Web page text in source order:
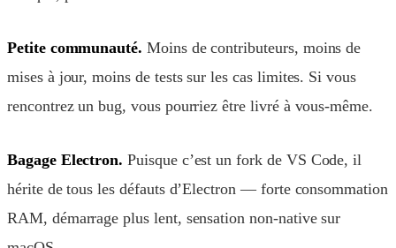
Petite communauté. Moins de contributeurs, moins de
mises à jour, moins de tests sur les cas limites. Si vous
rencontrez un bug, vous pourriez être livré à vous-même.
Bagage Electron. Puisque c’est un fork de VS Code, il
hérite de tous les défauts d’Electron — forte consommation
RAM, démarrage plus lent, sensation non-native sur